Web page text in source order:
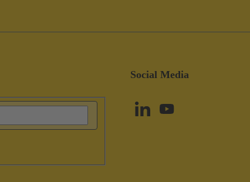
Social Media